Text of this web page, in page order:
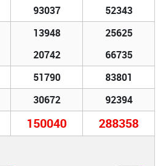
93037
52343
13948
20742
25625
66735
51790 83801
30672 92394
150040 288358